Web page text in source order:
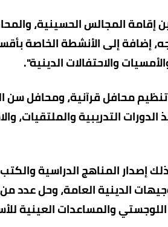
المجالس الحسينية،
إضافة إلى الأنشطة الخاصة
والاحتفالات الدينية".
محافل قرآنية، ومحافل سن
الدورات التدريبية
إصدار المناهج الدراسية
الدينية العامة، وحل عدد
والمساعدات العينية